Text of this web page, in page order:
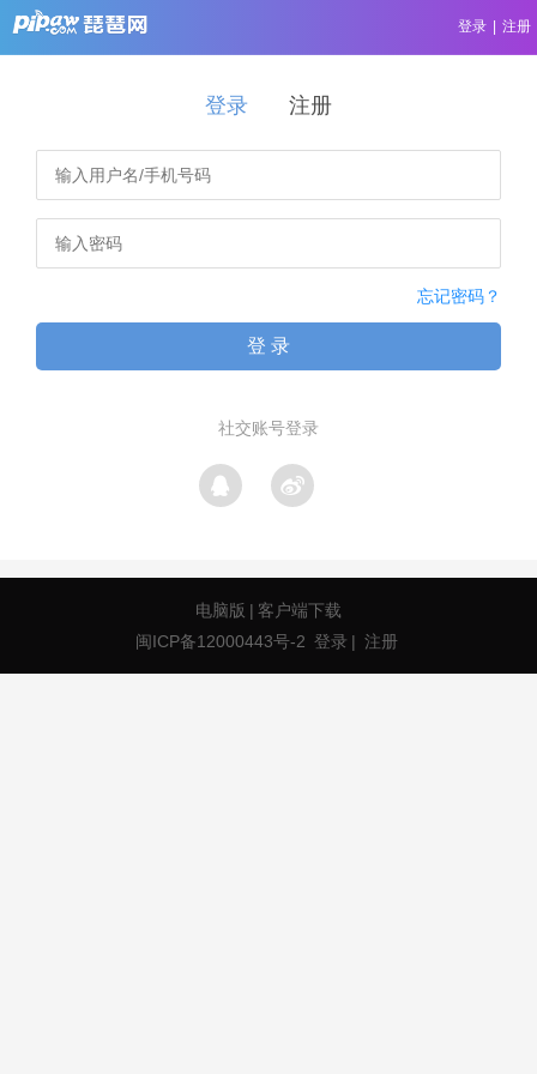
登录 注册
登录 注册
忘记密码？
登 录
社交账号登录
电脑版 | 客户端下载
闽ICP备12000443号-2 登录 | 注册